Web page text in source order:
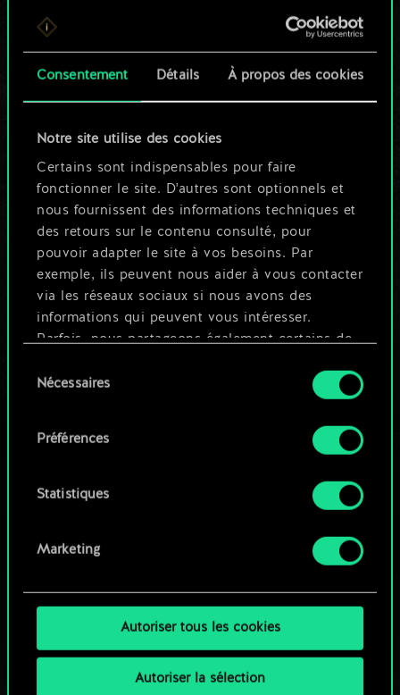
Consentement Détails À propos des cookies
Notre site utilise des cookies
Certains sont indispensables pour faire
fonctionner le site. D'autres sont optionnels et
nous fournissent des informations techniques et
des retours sur le contenu consulté, pour
pouvoir adapter le site à vos besoins. Par
exemple, ils peuvent nous aider à vous contacter
via les réseaux sociaux si nous avons des
informations qui peuvent vous intéresser.
Parfois, nous partageons également certains de
ces cookies optionnels ne seront appliqués
Vous pouvez consulter tous les détails sur notre
préférences dans le menu "Paramètres" ci-
duNécessaires
Préférences
Statistiques
Marketing
Autoriser tous les cookies
Autoriser la sélection
Pour l'instant, ce
n'est qu'un jeu de
cartes partagé.
Mais cela peut être
tellement plus !
Nommer ce jeu et créer un guide